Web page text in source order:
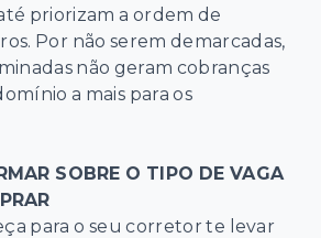
priorizam a ordem de
Por não serem demarcadas,
não geram cobranças
a mais para os
SOBRE O TIPO DE VAGA
para o seu corretor te levar